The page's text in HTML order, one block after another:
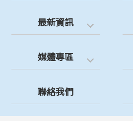
最新資訊
媒體專區
聯絡我們